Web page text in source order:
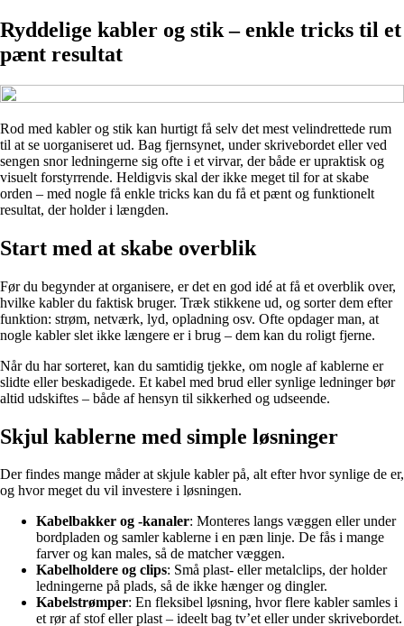
Ryddelige kabler og stik – enkle tricks til et
pænt resultat
Rod med kabler og stik kan hurtigt få selv det mest velindrettede rum
til at se uorganiseret ud. Bag fjernsynet, under skrivebordet eller ved
sengen snor ledningerne sig ofte i et virvar, der både er upraktisk og
visuelt forstyrrende. Heldigvis skal der ikke meget til for at skabe
orden – med nogle få enkle tricks kan du få et pænt og funktionelt
resultat, der holder i længden.
Start med at skabe overblik
Før du begynder at organisere, er det en god idé at få et overblik over,
hvilke kabler du faktisk bruger. Træk stikkene ud, og sorter dem efter
funktion: strøm, netværk, lyd, opladning osv. Ofte opdager man, at
nogle kabler slet ikke længere er i brug – dem kan du roligt fjerne.
Når du har sorteret, kan du samtidig tjekke, om nogle af kablerne er
slidte eller beskadigede. Et kabel med brud eller synlige ledninger bør
altid udskiftes – både af hensyn til sikkerhed og udseende.
Skjul kablerne med simple løsninger
Der findes mange måder at skjule kabler på, alt efter hvor synlige de er,
og hvor meget du vil investere i løsningen.
Kabelbakker og -kanaler: Monteres langs væggen eller under
bordpladen og samler kablerne i en pæn linje. De fås i mange
farver og kan males, så de matcher væggen.
Kabelholdere og clips: Små plast- eller metalclips, der holder
ledningerne på plads, så de ikke hænger og dingler.
Kabelstrømper: En fleksibel løsning, hvor flere kabler samles i
et rør af stof eller plast – ideelt bag tv’et eller under skrivebordet.